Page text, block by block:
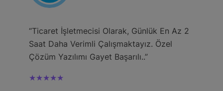
“Ticaret İşletmecisi Olarak, Günlük En Az 2
Saat Daha Verimli Çalışmaktayız. Özel
Çözüm Yazılımı Gayet Başarılı..”
★★★★★